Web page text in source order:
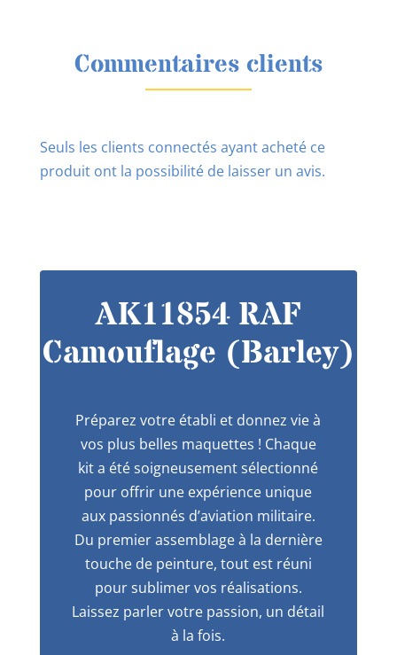
Commentaires clients
Seuls les clients connectés ayant acheté ce
produit ont la possibilité de laisser un avis.
AK11854 RAF
Camouflage (Barley)
Préparez votre établi et donnez vie à
vos plus belles maquettes ! Chaque
kit a été soigneusement sélectionné
pour offrir une expérience unique
aux passionnés d’aviation militaire.
Du premier assemblage à la dernière
touche de peinture, tout est réuni
pour sublimer vos réalisations.
Laissez parler votre passion, un détail
à la fois.